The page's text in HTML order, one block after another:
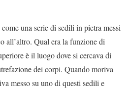
una serie di sedili in pietra messi
all’altro. Qual era la funzione di
è il luogo dove si cercava di
dei corpi. Quando moriva
messo su uno di questi sedili e